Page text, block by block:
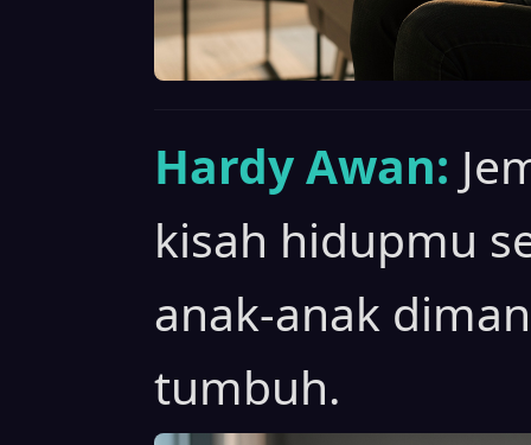
Hardy Awan:
kisah hidupmu
anak-anak
tumbuh.